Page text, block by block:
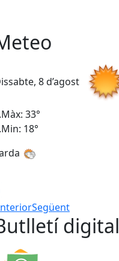
8 d’agost
33°
18°
Següent
digital